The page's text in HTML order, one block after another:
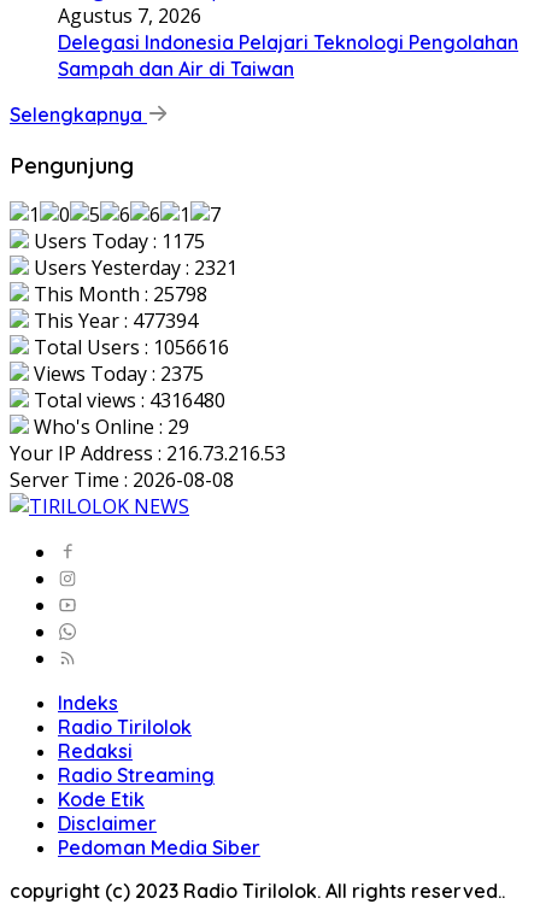
Agustus 7, 2026
Delegasi Indonesia Pelajari Teknologi Pengolahan
Sampah dan Air di Taiwan
Selengkapnya
Pengunjung
Users Today : 1175
Users Yesterday : 2321
This Month : 25798
This Year : 477394
Total Users : 1056616
Views Today : 2375
Total views : 4316480
Who's Online : 29
Your IP Address : 216.73.216.53
Server Time : 2026-08-08
Indeks
Radio Tirilolok
Redaksi
Radio Streaming
Kode Etik
Disclaimer
Pedoman Media Siber
copyright (c) 2023 Radio Tirilolok. All rights reserved..